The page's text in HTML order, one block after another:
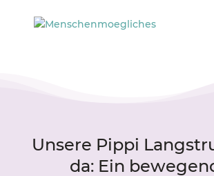
Unsere Pippi
da: Ein